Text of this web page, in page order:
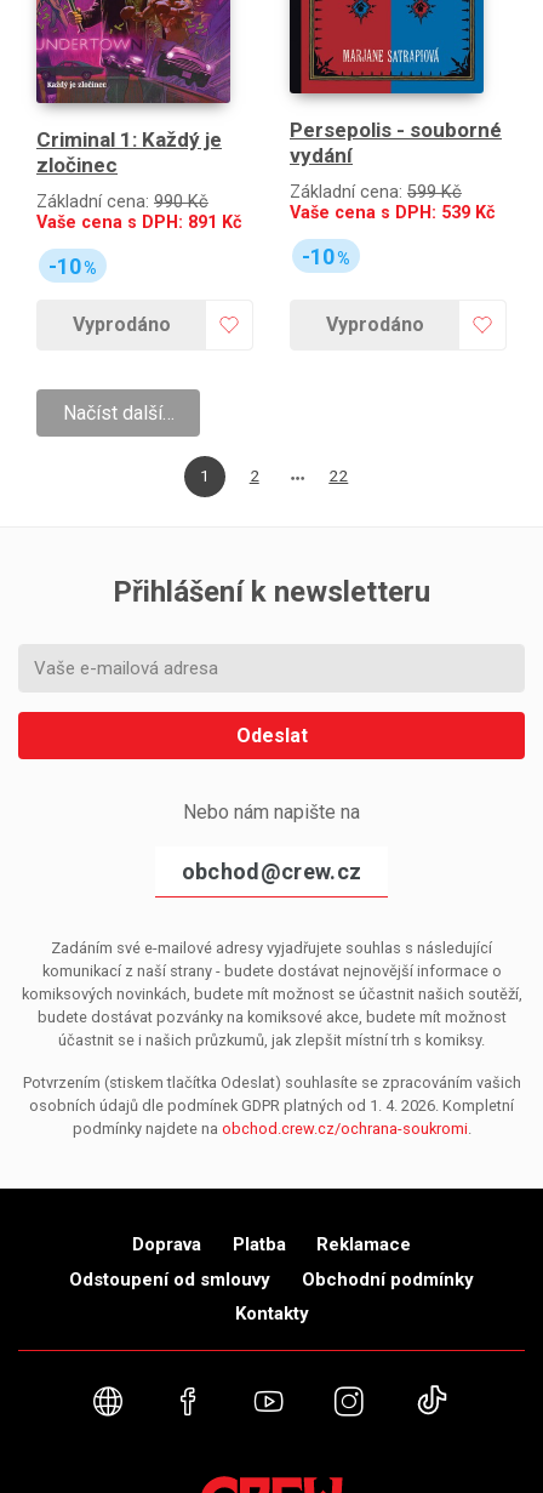
Criminal 1: Každý je
zločinec
Základní cena: 990 Kč
Vaše cena s DPH: 891 Kč
-10%
Vyprodáno
Persepolis - souborné
vydání
Základní cena: 599 Kč
Vaše cena s DPH: 539 Kč
-10%
Vyprodáno
Načíst další…
1 2 22
Přihlášení k newsletteru
Odeslat
Nebo nám napište na
obchod@crew.cz
Zadáním své e-mailové adresy vyjadřujete souhlas s následující
komunikací z naší strany - budete dostávat nejnovější informace o
komiksových novinkách, budete mít možnost se účastnit našich soutěží,
budete dostávat pozvánky na komiksové akce, budete mít možnost
účastnit se i našich průzkumů, jak zlepšit místní trh s komiksy.
Potvrzením (stiskem tlačítka Odeslat) souhlasíte se zpracováním vašich
osobních údajů dle podmínek GDPR platných od 1. 4. 2026. Kompletní
podmínky najdete na obchod.crew.cz/ochrana-soukromi.
Doprava Platba
Reklamace
Odstoupení od smlouvy
Obchodní podmínky
Kontakty
Webové stránky
FacebookYouTubeInstagram